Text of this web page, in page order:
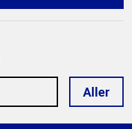
Aller